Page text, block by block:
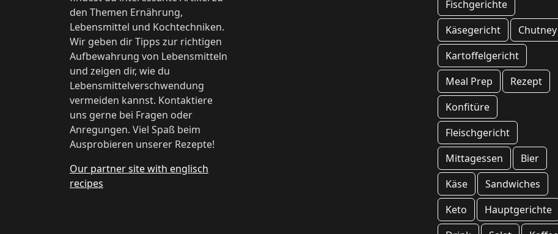
den Themen Ernährung,
Lebensmittel und Kochtechniken.
Wir geben dir Tipps zur richtigen
Aufbewahrung von Lebensmitteln
und zeigen dir, wie du
Lebensmittelverschwendung
vermeiden kannst. Kontaktiere
uns gerne bei Fragen oder
Anregungen. Viel Spaß beim
Ausprobieren unserer Rezepte!
Our partner site with englisch
recipes
Fischgerichte
Käsegericht
Chutney
Kartoffelgericht
Meal Prep
Rezept
Konfitüre
Fleischgericht
Mittagessen
Bier
Käse
Sandwiches
Keto
Hauptgerichte